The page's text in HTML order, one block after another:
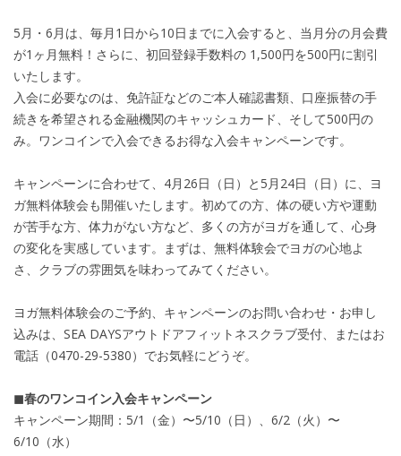
5月・6月は、毎月1日から10日までに入会すると、当月分の月会費
が1ヶ月無料！さらに、初回登録手数料の 1,500円を500円に割引
いたします。
入会に必要なのは、免許証などのご本人確認書類、口座振替の手
続きを希望される金融機関のキャッシュカード、そして500円の
み。ワンコインで入会できるお得な入会キャンペーンです。
キャンペーンに合わせて、4月26日（日）と5月24日（日）に、ヨ
ガ無料体験会も開催いたします。初めての方、体の硬い方や運動
が苦手な方、体力がない方など、多くの方がヨガを通して、心身
の変化を実感しています。まずは、無料体験会でヨガの心地よ
さ、クラブの雰囲気を味わってみてください。
ヨガ無料体験会のご予約、キャンペーンのお問い合わせ・お申し
込みは、SEA DAYSアウトドアフィットネスクラブ受付、またはお
電話（0470-29-5380）でお気軽にどうぞ。
◼︎春のワンコイン入会キャンペーン
キャンペーン期間：5/1（金）〜5/10（日）、6/2（火）〜
6/10（水）